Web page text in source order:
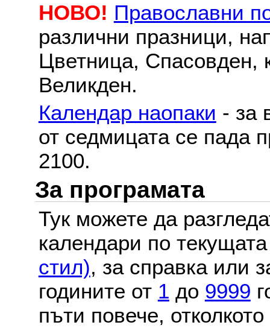
НОВО! Православни
различни празници,
Цветница, Спасовден,
Великден.
Календар наопаки - за
от седмицата се пада
2100.
За програмата
Тук можете да
календари по
стил), за справка или
годините от 1 до 9999
пъти повече,